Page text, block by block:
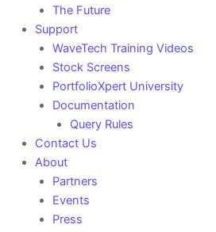
The Future
Support
WaveTech Training Videos
Stock Screens
PortfolioXpert University
Documentation
Query Rules
Contact Us
About
Partners
Events
Press